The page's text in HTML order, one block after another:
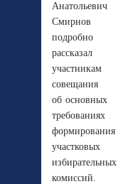
Анатольевич
Смирнов
подробно
рассказал
участникам
совещания
об основных
требованиях
формирования
участковых
избирательных
комиссий.